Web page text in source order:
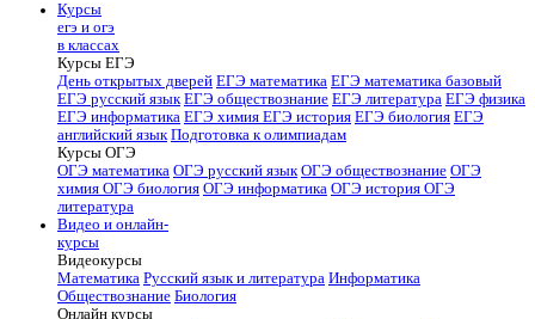
Курсы
егэ и огэ
в классах
Курсы ЕГЭ
День открытых дверей ЕГЭ математика ЕГЭ математика базовый
ЕГЭ русский язык ЕГЭ обществознание ЕГЭ литература ЕГЭ физика
ЕГЭ информатика ЕГЭ химия ЕГЭ история ЕГЭ биология ЕГЭ
английский язык Подготовка к олимпиадам
Курсы ОГЭ
ОГЭ математика ОГЭ русский язык ОГЭ обществознание ОГЭ
химия ОГЭ биология ОГЭ информатика ОГЭ история ОГЭ
литература
Видео и онлайн-
курсы
Видеокурсы
Математика Русский язык и литература Информатика
Обществознание Биология
Онлайн курсы